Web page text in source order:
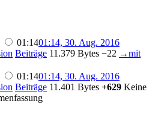
01:1401:14, 30. Aug. 2016
Beiträge 11.379 Bytes −22 →mit
01:1401:14, 30. Aug. 2016
Beiträge 11.401 Bytes +629 Keine